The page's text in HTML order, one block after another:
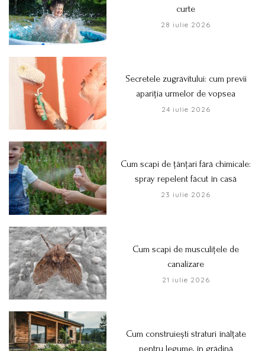
curte
28 iulie 2026
Secretele zugrăvitului: cum previi
apariția urmelor de vopsea
24 iulie 2026
Cum scapi de țânțari fără chimicale:
spray repelent făcut în casă
23 iulie 2026
Cum scapi de musculițele de
canalizare
21 iulie 2026
Cum construiești straturi înălțate
pentru legume, în grădină